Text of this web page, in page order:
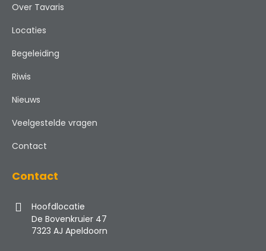
Over Tavaris
Locaties
Begeleiding
Riwis
Nieuws
Veelgestelde vragen
Contact
Contact
Hoofdlocatie
De Bovenkruier 47
7323 AJ Apeldoorn